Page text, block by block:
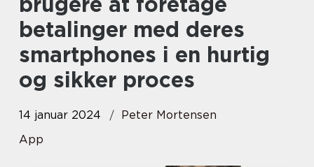
betalinger med deres
smartphones i en hurtig
og sikker proces
14 januar 2024
Peter Mortensen
App